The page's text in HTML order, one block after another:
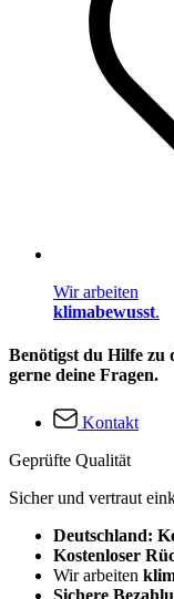
Wir arbeiten
klimabewusst.
Benötigst du Hilfe zu
gerne deine Fragen.
Kontakt
Geprüfte Qualität
Sicher und vertraut
Deutschland:
Kostenloser
Wir arbeiten